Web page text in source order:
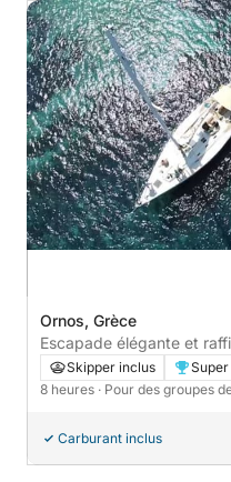
Ornos, Grèce
Escapade élégante et
heures en voilier à
Skipper inclus
8 heures · Pour des groupes
Carburant inclus